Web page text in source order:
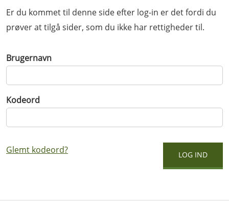
Er du kommet til denne side efter log-in er det fordi du
prøver at tilgå sider, som du ikke har rettigheder til.
Brugernavn
Kodeord
Glemt kodeord?